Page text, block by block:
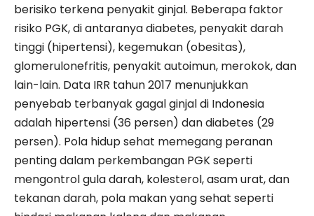
berisiko terkena penyakit ginjal. Beberapa faktor
risiko PGK, di antaranya diabetes, penyakit darah
tinggi (hipertensi), kegemukan (obesitas),
glomerulonefritis, penyakit autoimun, merokok, dan
lain-lain. Data IRR tahun 2017 menunjukkan
penyebab terbanyak gagal ginjal di Indonesia
adalah hipertensi (36 persen) dan diabetes (29
persen). Pola hidup sehat memegang peranan
penting dalam perkembangan PGK seperti
mengontrol gula darah, kolesterol, asam urat, dan
tekanan darah, pola makan yang sehat seperti